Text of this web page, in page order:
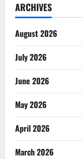
ARCHIVES
August 2026
July 2026
June 2026
May 2026
April 2026
March 2026